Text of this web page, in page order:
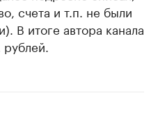
счета и т.п. не были
В итоге автора канала